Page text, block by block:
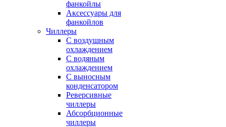
фанкойлы
Аксессуары для
фанкойлов
Чиллеры
С воздушным
охлаждением
С водяным
охлаждением
С выносным
конденсатором
Реверсивные
чиллеры
Абсорбционные
чиллеры